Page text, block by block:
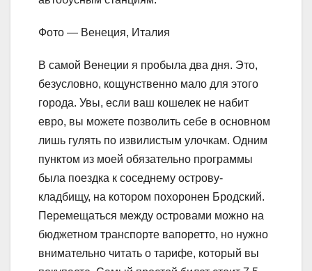
Фото — Венеция, Италия
В самой Венеции я пробыла два дня. Это,
безусловно, кощунственно мало для этого
города. Увы, если ваш кошелек не набит
евро, вы можете позволить себе в основном
лишь гулять по извилистым улочкам. Одним
пунктом из моей обязательно программы
была поездка к соседнему острову-
кладбищу, на котором похоронен Бродский.
Перемещаться между островами можно на
бюджетном транспорте вапоретто, но нужно
внимательно читать о тарифе, который вы